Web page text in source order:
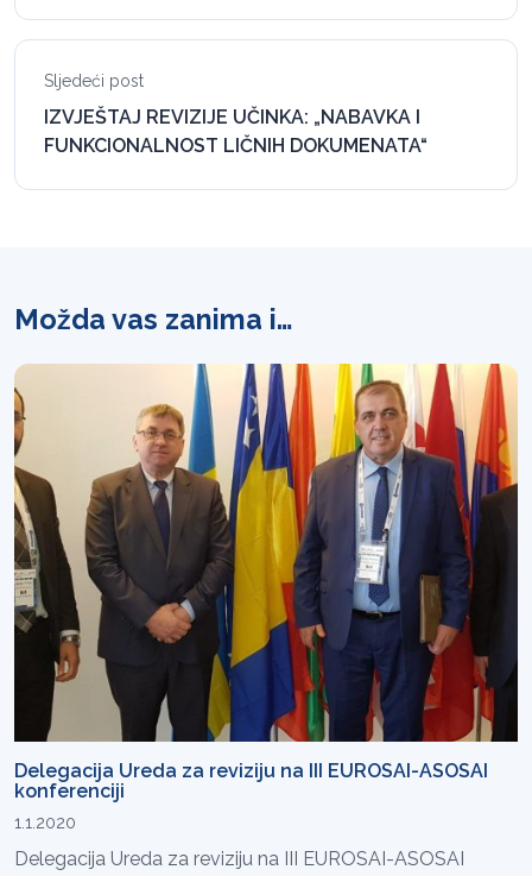
Sljedeći post
IZVJEŠTAJ REVIZIJE UČINKA: „NABAVKA I
FUNKCIONALNOST LIČNIH DOKUMENATA“
Možda vas zanima i…
Delegacija Ureda za reviziju na III EUROSAI-ASOSAI
konferenciji
1.1.2020
Delegacija Ureda za reviziju na III EUROSAI-ASOSAI